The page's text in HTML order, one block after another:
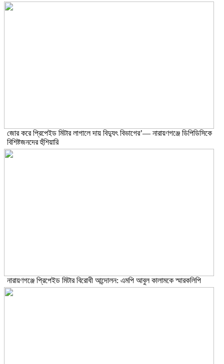
জোর করে প্রিপেইড মিটার লাগালে দায় বিদ্যুৎ বিভাগের’— নারায়ণগঞ্জে ডিপিডিসিকে
বিশিষ্টজনদের হুঁশিয়ারি
নারায়ণগঞ্জে প্রিপেইড মিটার বিরোধী আন্দোলন: এমপি আবুল কালামকে স্মারকলিপি